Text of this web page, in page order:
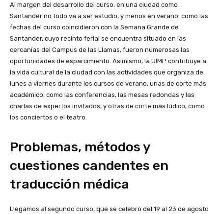
Al margen del desarrollo del curso, en una ciudad como
Santander no todo va a ser estudio, y menos en verano: como las
fechas del curso coincidieron con la Semana Grande de
Santander, cuyo recinto ferial se encuentra situado en las
cercanías del Campus de las Llamas, fueron numerosas las
oportunidades de esparcimiento. Asimismo, la UIMP contribuye a
la vida cultural de la ciudad con las actividades que organiza de
lunes a viernes durante los cursos de verano, unas de corte más
académico, como las conferencias, las mesas redondas y las
charlas de expertos invitados, y otras de corte más lúdico, como
los conciertos o el teatro.
Problemas, métodos y
cuestiones candentes en
traducción médica
Llegamos al segundo curso, que se celebró del 19 al 23 de agosto